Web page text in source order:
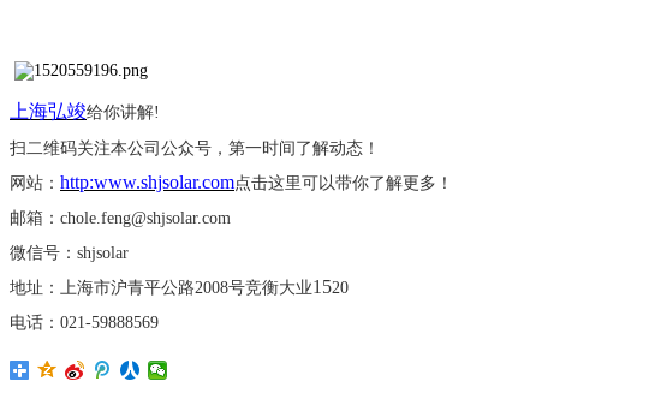
上海弘竣给你讲解!
扫二维码关注本公司公众号，第一时间了解动态！
网站： http:www.shjsolar.com点击这里可以带你了解更多！
邮箱： chole.feng@shjsolar.com
微信号： shjsolar
地址：上海市沪青平公路2008号竞衡大业1520
电话： 021-59888569